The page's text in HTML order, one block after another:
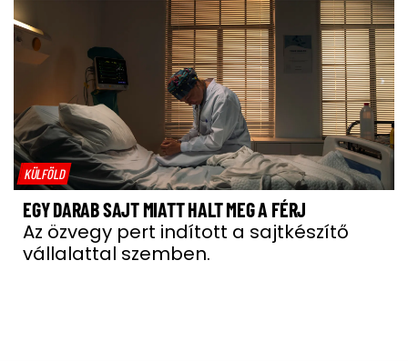
KÜLFÖLD
EGY DARAB SAJT MIATT HALT MEG A FÉRJ
Az özvegy pert indított a sajtkészítő
vállalattal szemben.